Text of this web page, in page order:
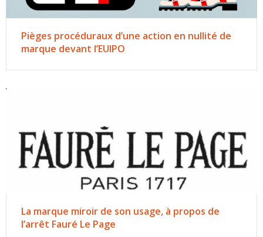
Pièges procéduraux d’une action en nullité de
marque devant l’EUIPO
La marque miroir de son usage, à propos de
l’arrêt Fauré Le Page